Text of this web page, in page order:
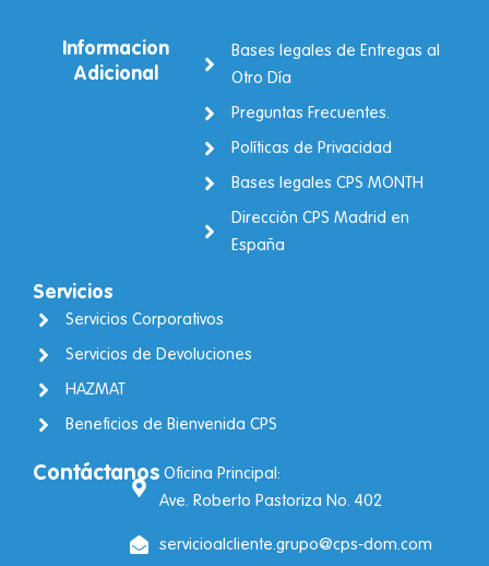
Informacion
Adicional
Bases legales de Entregas al
Otro Día
Preguntas Frecuentes.
Políticas de Privacidad
Bases legales CPS MONTH
Dirección CPS Madrid en
España
Servicios
Servicios Corporativos
Servicios de Devoluciones
HAZMAT
Beneficios de Bienvenida CPS
ContáctanosOficina Principal:
Ave. Roberto Pastoriza No. 402
servicioalcliente.grupo@cps-dom.com